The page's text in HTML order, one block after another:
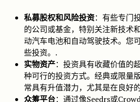
私募股权和风险投资：有些专门
的公司或基金，特别关注新技术
动汽车电池和自动驾驶技术。您
些投资。.
实物资产：投资具有收藏价值的
种可行的投资方式。经典或限量
常具有升值潜力，尤其是在良好
众筹平台：通过像Seedrs或